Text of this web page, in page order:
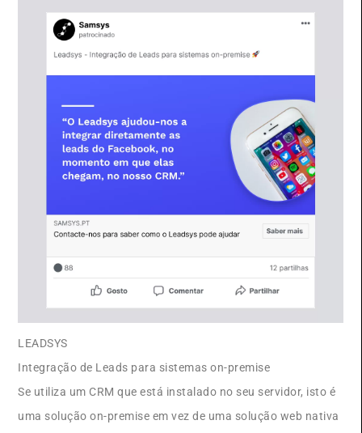
LEADSYS
Integração de Leads para sistemas on-premise
Se utiliza um CRM que está instalado no seu servidor, isto é
uma solução on-premise em vez de uma solução web nativa